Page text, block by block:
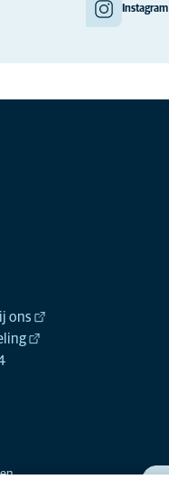
Instagram
ons